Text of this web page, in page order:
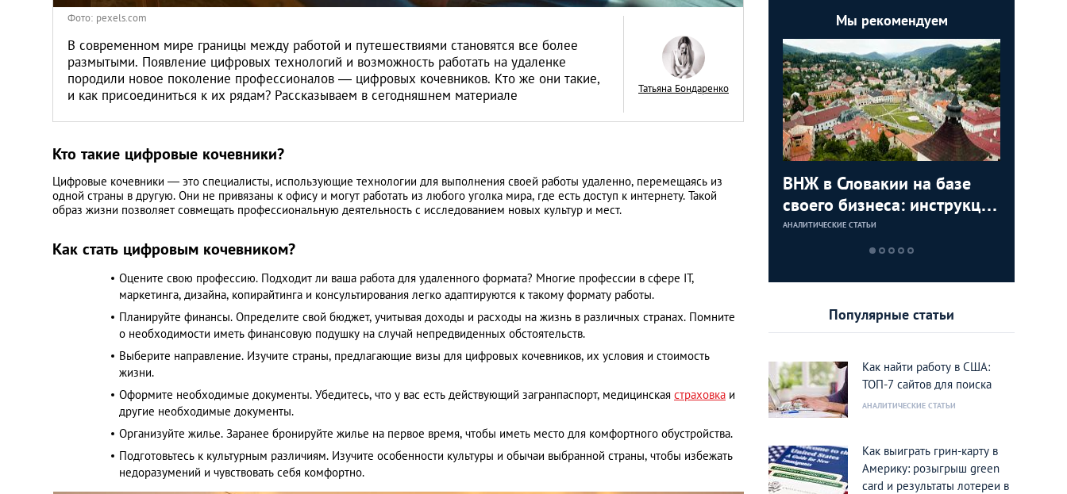
Латвия
Литва
Португалия
Россия
Словакия
США
Таиланд
Украина
Фото: pexels.com
В современном мире границы между работой и путешествиями становятся все более
размытыми. Появление цифровых технологий и возможность работать на удаленке
породили новое поколение профессионалов — цифровых кочевников. Кто же они такие,
и как присоединиться к их рядам? Рассказываем в сегодняшнем материале
Татьяна Бондаренко
Кто такие цифровые кочевники?
Цифровые кочевники — это специалисты, использующие технологии для выполнения своей работы удаленно, перемещаясь из
одной страны в другую. Они не привязаны к офису и могут работать из любого уголка мира, где есть доступ к интернету. Такой
образ жизни позволяет совмещать профессиональную деятельность с исследованием новых культур и мест.
Как стать цифровым кочевником?
Оцените свою профессию. Подходит ли ваша работа для удаленного формата? Многие профессии в сфере IT,
маркетинга, дизайна, копирайтинга и консультирования легко адаптируются к такому формату работы.
Планируйте финансы. Определите свой бюджет, учитывая доходы и расходы на жизнь в различных странах. Помните
о необходимости иметь финансовую подушку на случай непредвиденных обстоятельств.​
Выберите направление. Изучите страны, предлагающие визы для цифровых кочевников, их условия и стоимость
жизни.​
Оформите необходимые документы. Убедитесь, что у вас есть действующий загранпаспорт, медицинская страховка и
другие необходимые документы.​
Организуйте жилье. Заранее бронируйте жилье на первое время, чтобы иметь место для комфортного обустройства.​
Подготовьтесь к культурным различиям. Изучите особенности культуры и обычаи выбранной страны, чтобы избежать
недоразумений и чувствовать себя комфортно.
Мы рекомендуем
ВНЖ в Словакии на базе
своего бизнеса: инструкция
для граждан СНГ
АНАЛИТИЧЕСКИЕ СТАТЬИ
Как открыть бизнес в
Словакии: процедура для
Популярные статьи
Как найти работу в США:
ТОП-7 сайтов для поиска
АНАЛИТИЧЕСКИЕ СТАТЬИ
Как выиграть грин-карту в
Америку: розыгрыш green
card и результаты лотереи в